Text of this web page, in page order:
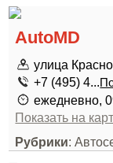
AutoMD
улица
+7 (495) 4...
ежедневно,
Показать на
Рубрики: